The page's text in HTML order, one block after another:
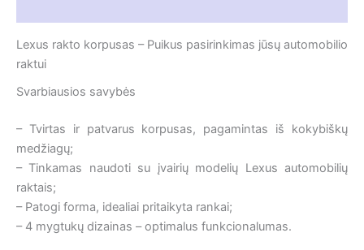
Lexus rakto korpusas – Puikus pasirinkimas jūsų automobilio
raktui
Svarbiausios savybės
– Tvirtas ir patvarus korpusas, pagamintas iš kokybiškų
medžiagų;
– Tinkamas naudoti su įvairių modelių Lexus automobilių
raktais;
– Patogi forma, idealiai pritaikyta rankai;
– 4 mygtukų dizainas – optimalus funkcionalumas.